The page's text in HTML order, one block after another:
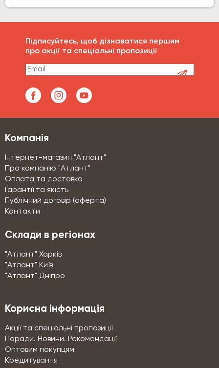
Підписуйтесь, щоб дізнаватися першим
про акції та спеціальні пропозиції
Компанія
Інтернет-магазин "Атлант"
Про компанію "Атлант"
Оплата та доставка
Гарантії та якість
Публічний договір (оферта)
Контакти
Склади в регіонах
"Атлант" Харків
"Атлант" Київ
"Атлант" Дніпро
Корисна інформація
Акції та спеціальні пропозиції
Поради. Новини. Рекомендації
Оптовим покупцям
Кредитування